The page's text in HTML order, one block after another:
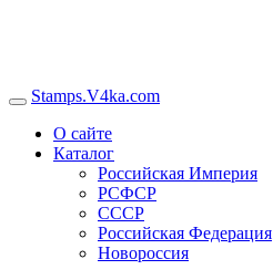
Stamps.V4ka.com
О сайте
Каталог
Российская Империя
РСФСР
СССР
Российская Федерация
Новороссия